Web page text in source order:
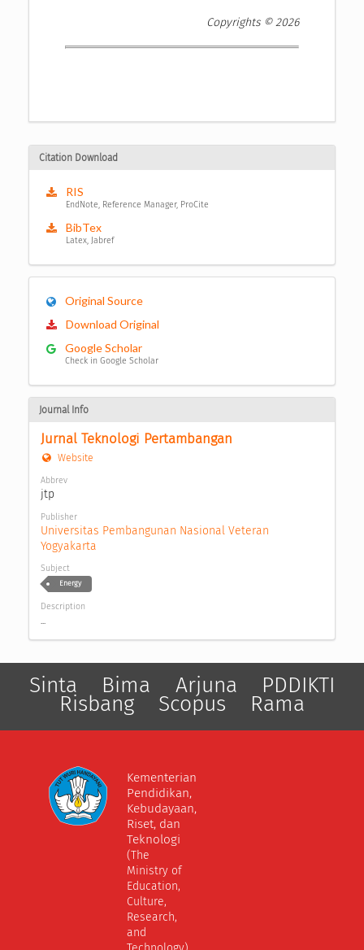
Copyrights © 2026
Citation Download
RIS
EndNote, Reference Manager, ProCite
BibTex
Latex, Jabref
Original Source
Download Original
Google Scholar
Check in Google Scholar
Journal Info
Jurnal Teknologi Pertambangan
Website
Abbrev
jtp
Publisher
Universitas Pembangunan Nasional Veteran
Yogyakarta
Subject
Energy
Description
...
Sinta Bima Arjuna PDDIKTI
Risbang Scopus Rama
Kementerian
Pendidikan,
Kebudayaan,
Riset, dan
Teknologi
(The
Ministry of
Education,
Culture,
Research,
and